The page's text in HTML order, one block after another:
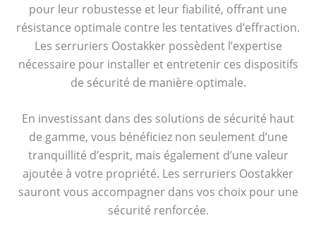
pour leur robustesse et leur fiabilité, offrant une
résistance optimale contre les tentatives d’effraction.
Les serruriers Oostakker possèdent l’expertise
nécessaire pour installer et entretenir ces dispositifs
de sécurité de manière optimale.
En investissant dans des solutions de sécurité haut
de gamme, vous bénéficiez non seulement d’une
tranquillité d’esprit, mais également d’une valeur
ajoutée à votre propriété. Les serruriers Oostakker
sauront vous accompagner dans vos choix pour une
sécurité renforcée.